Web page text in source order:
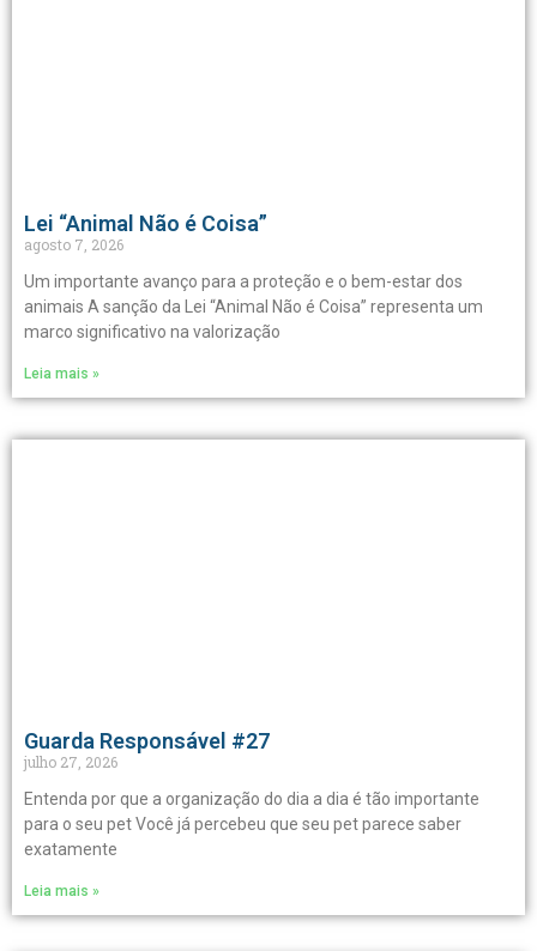
Lei “Animal Não é Coisa”
agosto 7, 2026
Um importante avanço para a proteção e o bem-estar dos
animais A sanção da Lei “Animal Não é Coisa” representa um
marco significativo na valorização
Leia mais »
Guarda Responsável #27
julho 27, 2026
Entenda por que a organização do dia a dia é tão importante
para o seu pet Você já percebeu que seu pet parece saber
exatamente
Leia mais »